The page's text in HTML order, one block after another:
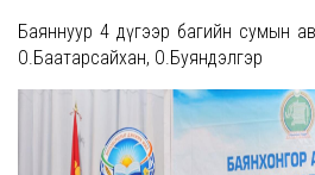
Баяннуур 4 дүгээр багийн сумын
О.Баатарсайхан, О.Буяндэлгэр